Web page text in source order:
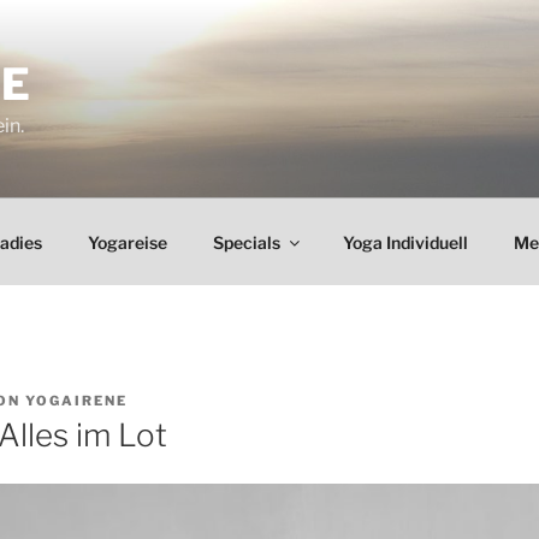
Yogareise Specials Yoga Individuell
YOGAIRENE
im Lot